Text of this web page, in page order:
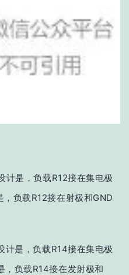
是，负载R12接在集电极
负载R12接在射极和GND
是，负载R14接在集电极
，负载R14接在发射极和